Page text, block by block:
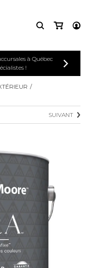
à Québec
!
SUIVANT